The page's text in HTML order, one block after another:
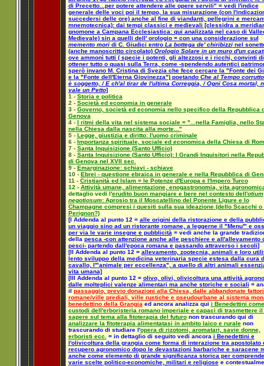
di Precetto...per potere attendere alle opere servili" = vedi l'indice
generale delle voci poi il tempo, la sua misurazione (con
succedersi delle ore) anche al fine di viandanti, pellegrini e
mnemotecnica): dai tempi classici e medievali [clessidra a
gnomone a Campana Ecclesiastica: qui analizzata nel caso di
Medievale) sin a quelli dell' orologio = con una considerazione sul
memento moridi C. Giudici entro La bottega de' chiribizzinel
(anche manoscritto circolato) Orologio Solare in un muro d'un
ove ammonì tutti ( specie i potenti, gli altezzosi e i ricchi, convinti di
ottener tutto o quasi sulla Terra, come -spendendo autentici
sperò invano M. Cristina di Svezia che fece cercare la "Fonte dei
e la "Fonte dell'Eterna Giovinezza") poetando Che al Tempo
è soggetto, / E ch'al tirar de l'ultima Correggia, / Ogni Cosa mortal,
vale un Petto]
1 - Storia e politica
2 - Società ed economia in generale
3 - Governo, società ed economia nello specifico della Repubblica
Genova
4 - I ritmi della vita nel sistema sociale = "...nella Famiglia, nello
nella Chiesa dalla nascita alla morte..."
5 - Legge, giustizia e diritto: l'uomo criminale
6 - Importanza spirituale, sociale ed economica della Chiesa di
7 - Santa Inquisizione (Santo Ufficio)
8 - Santa Inquisizione (Santo Ufficio): I Grandi Inquisitori nella
di Genova nel XVII sec.
9 - Emarginazione: schiavi - schiave
10 - Ebrei - questione ebraica in generale e nella Repubblica di
11 - Cristianità ed Islam = le Potenze d'Europa e l'Impero Turco
12 - Attività umane, alimentazione, enogastronomia, vita
dettaglio vedi l'erudito buon mangiare e bere nel contesto dell'otium
negotiosum: Aprosio tra il Moscatellino del Ponente Ligure e lo
Champagne compresi i quesiti sulla sua ideazione (dello Scacchi o
Perignon?)
[I Addenda al punto 12 = alle origini della ristorazione e della
un viaggio sino ad un ristorante romane, a leggerne il "Menu'" e
per via le varie insegne e pubblicità = vedi anche la grande
della pesca -con attenzione anche alle peschiere e all'allevamento
pesci- partendo dall'epoca romana e passando attraverso i secoli]
[II Addenda al punto 12 = allevamento, zootecnia, animali e loro
lento sviluppo della medicina veterinaria specie estesa dalla cura
cavallo, l'"animale per eccellenza", a quello di altri animali
vita umana]
[III Addenda al punto 12 = olivo, olivi, olivicoltura una attività
dalle molteplici valenze alimentari ma anche storiche e sociali =
il passaggio, previo donazioni alla Chiesa, dalle abbandonate
romane/ville prediali, ville rustiche e pseudourbane al sistema
benedettino della Grangia ed ancora analizza qui i Benedettini come
custodi dell'erboristeria romano imperiale e capaci di trasmettere il
sapere sul tema alla fitoterapia del futuronon trascurando qui di
analizzare la fitoterapia alimentatasi in ambito laico e ruralenon
trascurando di studiare l'opera di rizotomi, aromatari, savie donne,
erboristi ecc.
= in dettaglio di seguito vedi ancora i Benedettini e
l'olivicoltura della grangia come forma di interazione tra apostolato
recupero agronomico dopo le devastazioni barbariche e saracene
anche come elemento di grande significanza storica per
varie scelte politico-economiche, militari e religiose e